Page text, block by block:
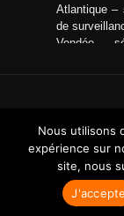
Atlantique–
de
Vendée–
gardiennage
Atlantique
–
sécurité
camping
© Copyright
Nous utilisons
expérience sur
site, nous
J'accepte